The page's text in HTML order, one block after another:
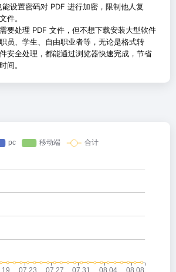
设置密码对 PDF 进行加密，限制他人复
件。
要处理 PDF 文件，但不想下载安装大型软件
员、学生、自由职业者等，无论是格式转
安全处理，都能通过浏览器快速完成，节省
间。